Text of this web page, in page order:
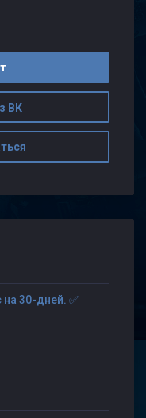
ВК
на 30-дней. ✅